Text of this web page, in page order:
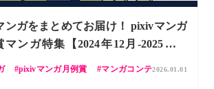
ンガをまとめてお届け！ pixivマンガ
ンガ特集【2024年12月-2025年11
pixivマンガ月例賞
マンガコンテ2026.01.01